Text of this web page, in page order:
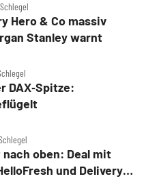
Hero & Co massiv
Stanley warnt
DAX‑Spitze:
oben: Deal mit
und Delivery